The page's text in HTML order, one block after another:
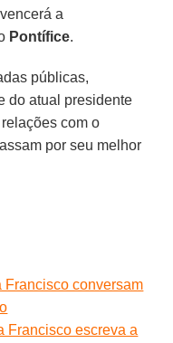
a
Pontífice.
públicas,
do atual presidente
com o
por seu melhor
Francisco conversam
Francisco escreva a